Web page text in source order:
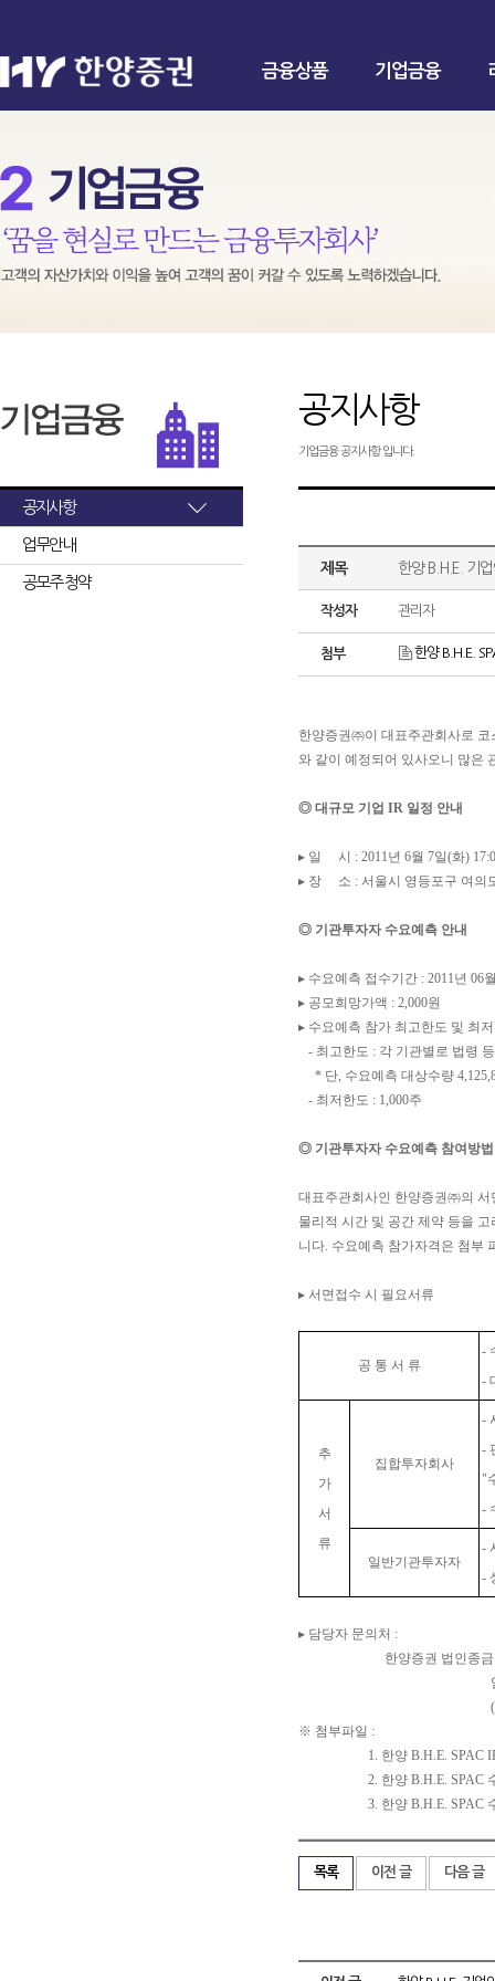
금융상품 기업금융
공지사항
업무안내
공모주 청약
공지사항
기업금융 공지사항 입니다.
제목 한양 B.H.E. 기
작성자 관리자
첨부 한양 B.H.E.
한양증권㈜이 대표주관회사로
와 같이 예정되어 있사오니 많은
◎ 대규모 기업 IR 일정 안내
▸ 일 시 : 2011년 6월 7일(화)
▸ 장 소 : 서울시 영등포구 여의
◎ 기관투자자 수요예측 안내
▸ 수요예측 접수기간 : 2011년 06
▸ 공모희망가액 : 2,000원
▸ 수요예측 참가 최고한도 및 최
- 최고한도 : 각 기관별로 법령
* 단, 수요예측 대상수량
- 최저한도 : 1,000주
◎ 기관투자자 수요예측 참여방법
대표주관회사인 한양증권㈜의
물리적 시간 및 공간 제약 등을
니다. 수요예측 참가자격은 첨부
▸ 서면접수 시 필요서류
공 통 서 류
-
-
추
가
서
류
집합투자회사
-
-
"
-
일반기관투자자
-
-
▸ 담당자 문의처 :
한양증권 법인종금팀 김
엄현동 대리(☎
(FAX. 02-
※ 첨부파일 :
1. 한양 B.H.E. SPAC IR
2. 한양 B.H.E. SPAC 수요
3. 한양 B.H.E. SPAC 수요
목록 이전 글 다음 글